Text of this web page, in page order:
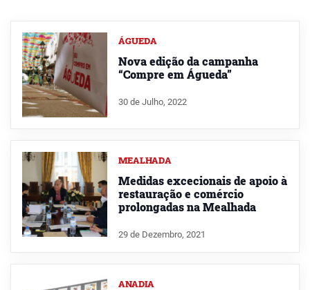
ÁGUEDA
Nova edição da campanha
“Compre em Águeda”
30 de Julho, 2022
MEALHADA
Medidas excecionais de apoio à
restauração e comércio
prolongadas na Mealhada
29 de Dezembro, 2021
ANADIA